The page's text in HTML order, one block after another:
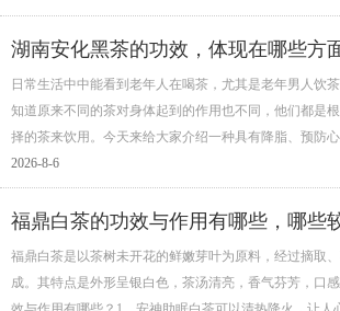
湖南安化黑茶的功效，体现在哪些方
日常生活中中能看到老年人在喝茶，尤其是老年男人饮
知道原来不同的茶对身体起到的作用也不同，他们都是
择的茶来饮用。今天来给大家介绍一种具有降脂、预防
2026-8-6
福鼎白茶的功效与作用有哪些，哪些
福鼎白茶是以茶树未开花的鲜嫩芽叶为原料，经过摘取
成。其特点是外形呈银白色，茶汤清亮，香气芬芳，口